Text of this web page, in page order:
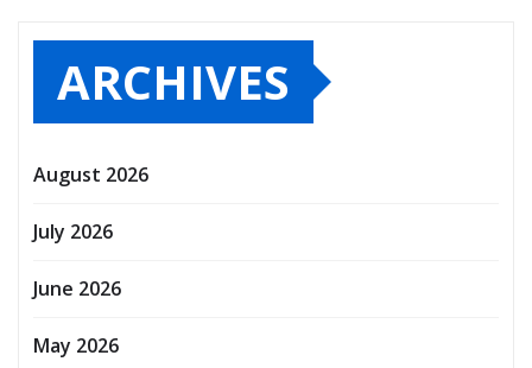
ARCHIVES
August 2026
July 2026
June 2026
May 2026